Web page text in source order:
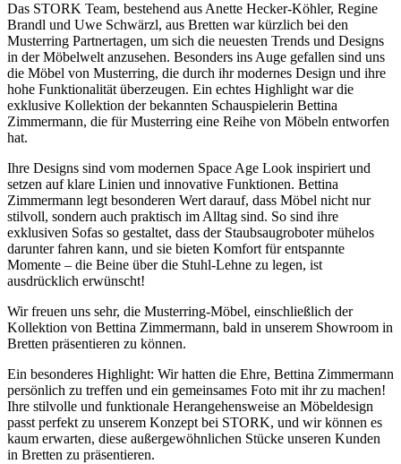
Das STORK Team, bestehend aus Anette Hecker-Köhler, Regine
Brandl und Uwe Schwärzl, aus Bretten war kürzlich bei den
Musterring Partnertagen, um sich die neuesten Trends und Designs
in der Möbelwelt anzusehen. Besonders ins Auge gefallen sind uns
die Möbel von Musterring, die durch ihr modernes Design und ihre
hohe Funktionalität überzeugen. Ein echtes Highlight war die
exklusive Kollektion der bekannten Schauspielerin Bettina
Zimmermann, die für Musterring eine Reihe von Möbeln entworfen
hat.
Ihre Designs sind vom modernen Space Age Look inspiriert und
setzen auf klare Linien und innovative Funktionen. Bettina
Zimmermann legt besonderen Wert darauf, dass Möbel nicht nur
stilvoll, sondern auch praktisch im Alltag sind. So sind ihre
exklusiven Sofas so gestaltet, dass der Staubsaugroboter mühelos
darunter fahren kann, und sie bieten Komfort für entspannte
Momente – die Beine über die Stuhl-Lehne zu legen, ist
ausdrücklich erwünscht!
Wir freuen uns sehr, die Musterring-Möbel, einschließlich der
Kollektion von Bettina Zimmermann, bald in unserem Showroom in
Bretten präsentieren zu können.
Ein besonderes Highlight: Wir hatten die Ehre, Bettina Zimmermann
persönlich zu treffen und ein gemeinsames Foto mit ihr zu machen!
Ihre stilvolle und funktionale Herangehensweise an Möbeldesign
passt perfekt zu unserem Konzept bei STORK, und wir können es
kaum erwarten, diese außergewöhnlichen Stücke unseren Kunden
in Bretten zu präsentieren.